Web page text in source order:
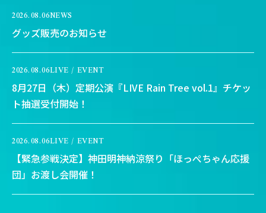
2026.08.06NEWS
グッズ販売のお知らせ
2026.08.06LIVE / EVENT
8月27日（木）定期公演『LIVE Rain Tree vol.1』チケッ
ト抽選受付開始！
2026.08.06LIVE / EVENT
【緊急参戦決定】神田明神納涼祭り「ほっぺちゃん応援
団」お渡し会開催！